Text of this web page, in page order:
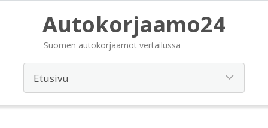
Autokorjaamo24
Suomen autokorjaamot vertailussa